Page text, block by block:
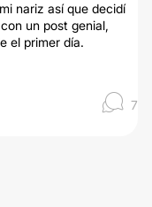
nariz así que decidí
un post genial,
el primer día.
7